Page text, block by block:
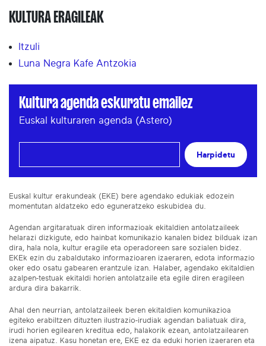
KULTURA ERAGILEAK
Itzuli
Luna Negra Kafe Antzokia
Kultura agenda eskuratu emailez
Euskal kulturaren agenda (Astero)
Harpidetu
Euskal kultur erakundeak (EKE) bere agendako edukiak edozein
momentutan aldatzeko edo eguneratzeko eskubidea du.
Agendan argitaratuak diren informazioak ekitaldien antolatzaileek
helarazi dizkigute, edo hainbat komunikazio kanalen bidez bilduak izan
dira, hala nola, kultur eragile eta operadoreen sare sozialen bidez.
EKEk ezin du zabaldutako informazioaren izaeraren, edota informazio
oker edo osatu gabearen erantzule izan. Halaber, agendako ekitaldien
azalpen-testuak ekitaldi horien antolatzaile eta egile diren eragileen
ardura dira bakarrik.
Ahal den neurrian, antolatzaileek beren ekitaldien komunikazioa
egiteko erabiltzen dituzten ilustrazio-irudiak agendan baliatuak dira,
irudi horien egilearen kreditua edo, halakorik ezean, antolatzailearen
izena aipatuz. Kasu honetan ere, EKE ez da eduki horien izaeraren eta